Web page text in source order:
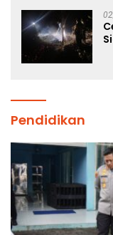
Pendidikan